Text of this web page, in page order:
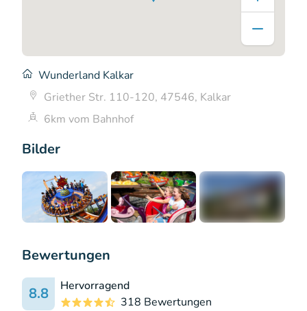
Bilder
Bewertungen
8.8
Hervorragend
318 Bewertungen
Wunderland Kalkar
Griether Str. 110-120, 47546, Kalkar
6km vom Bahnhof